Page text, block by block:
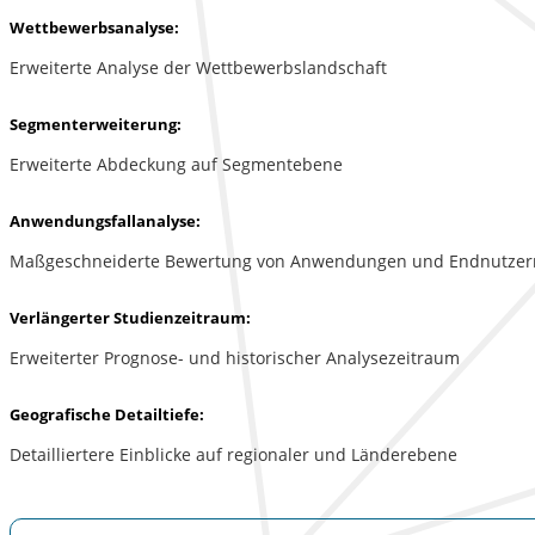
Wettbewerbsanalyse:
Erweiterte Analyse der Wettbewerbslandschaft
Segmenterweiterung:
Erweiterte Abdeckung auf Segmentebene
Anwendungsfallanalyse:
Maßgeschneiderte Bewertung von Anwendungen und
Verlängerter Studienzeitraum:
Erweiterter Prognose- und historischer Analysezeitraum
Geografische Detailtiefe:
Detailliertere Einblicke auf regionaler und Länderebene